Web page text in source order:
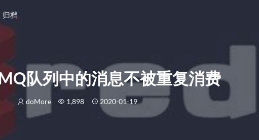
归档
队列中的消息不被重复消费
doMore 1,898 2020-01-19